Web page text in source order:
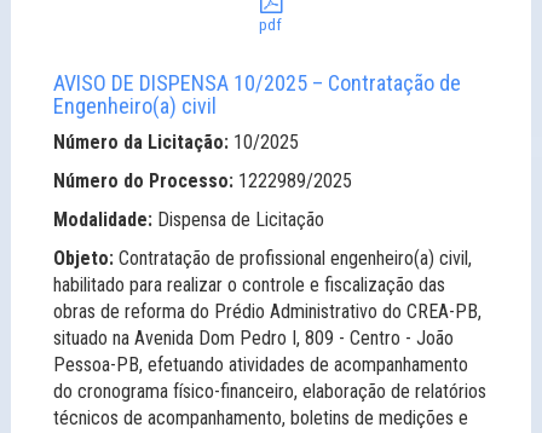
pdf
AVISO DE DISPENSA 10/2025 – Contratação de
Engenheiro(a) civil
Número da Licitação: 10/2025
Número do Processo: 1222989/2025
Modalidade: Dispensa de Licitação
Objeto: Contratação de profissional engenheiro(a) civil,
habilitado para realizar o controle e fiscalização das
obras de reforma do Prédio Administrativo do CREA-PB,
situado na Avenida Dom Pedro I, 809 - Centro - João
Pessoa-PB, efetuando atividades de acompanhamento
do cronograma físico-financeiro, elaboração de relatórios
técnicos de acompanhamento, boletins de medições e